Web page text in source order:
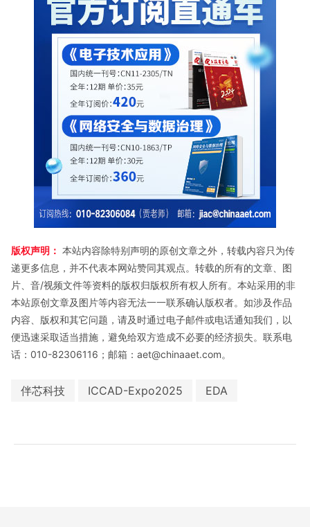
版权声明： 本站内容除特别声明的原创文章之外，转载内容只为传
递更多信息，并不代表本网站赞同其观点。转载的所有的文章、图
片、音/视频文件等资料的版权归版权所有权人所有。本站采用的非
本站原创文章及图片等内容无法一一联系确认版权者。如涉及作品
内容、版权和其它问题，请及时通过电子邮件或电话通知我们，以
便迅速采取适当措施，避免给双方造成不必要的经济损失。联系电
话：010-82306116；邮箱：aet@chinaaet.com。
伴芯科技 ICCAD-Expo2025 EDA